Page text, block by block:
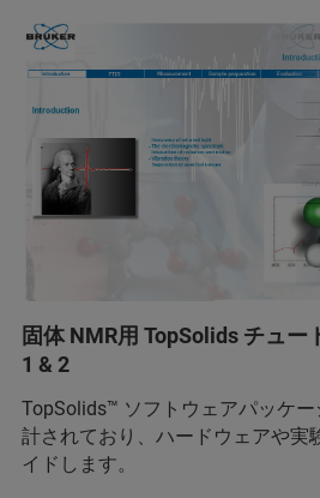
固体 NMR用 TopSolids チュ
1 & 2
TopSolids™ ソフトウェアパッケ
計されており、ハードウェアや実
イドします。